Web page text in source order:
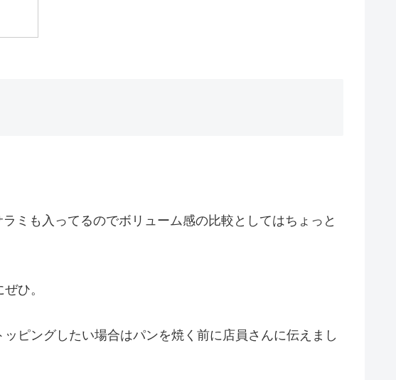
ミも入ってるのでボリューム感の比較としてはちょっと
ひ。
ピングしたい場合はパンを焼く前に店員さんに伝えまし